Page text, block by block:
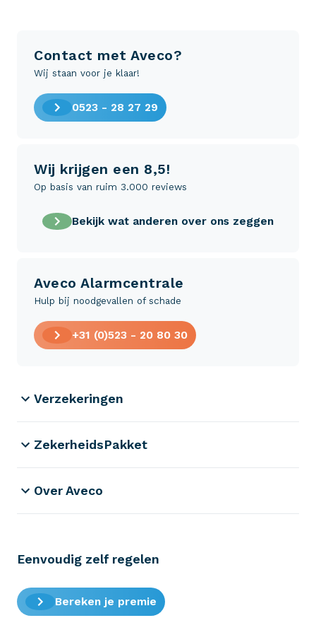
Contact met Aveco?
Wij staan voor je klaar!
0523 - 28 27 29
Wij krijgen een 8,5!
Op basis van ruim 3.000 reviews
Bekijk wat anderen over ons zeggen
Aveco Alarmcentrale
Hulp bij noodgevallen of schade
+31 (0)523 - 20 80 30
Verzekeringen
ZekerheidsPakket
Over Aveco
Eenvoudig zelf regelen
Bereken je premie